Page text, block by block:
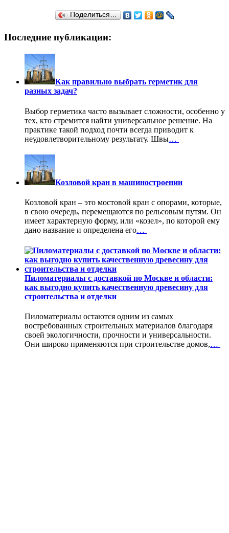
Поделиться…
Последние публикации:
Как правильно выбрать герметик для
разных задач?
Выбор герметика часто вызывает сложности, особенно у
тех, кто стремится найти универсальное решение. На
практике такой подход почти всегда приводит к
неудовлетворительному результату. Швы…
Козловой кран в машиностроении
Козловой кран – это мостовой кран с опорами, которые,
в свою очередь, перемещаются по рельсовым путям. Он
имеет характерную форму, или «козел», по которой ему
дано название и определена его…
Пиломатериалы с доставкой по Москве и области:
как выгодно купить качественную древесину для
строительства и отделки
Пиломатериалы остаются одним из самых
востребованных строительных материалов благодаря
своей экологичности, прочности и универсальности.
Они широко применяются при строительстве домов,…